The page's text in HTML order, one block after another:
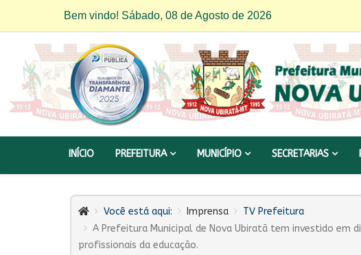
Bem vindo! Sábado, 08 de Agosto de 2026
INÍCIO PREFEITURA MUNICÍPIO SECRETARIAS
Você está aqui: Imprensa
TV Prefeitura
A Prefeitura Municipal de Nova Ubiratã tem investido em
profissionais da educação.